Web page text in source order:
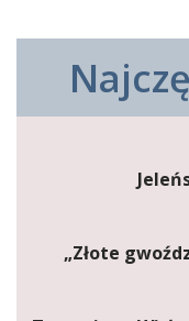
„Złote